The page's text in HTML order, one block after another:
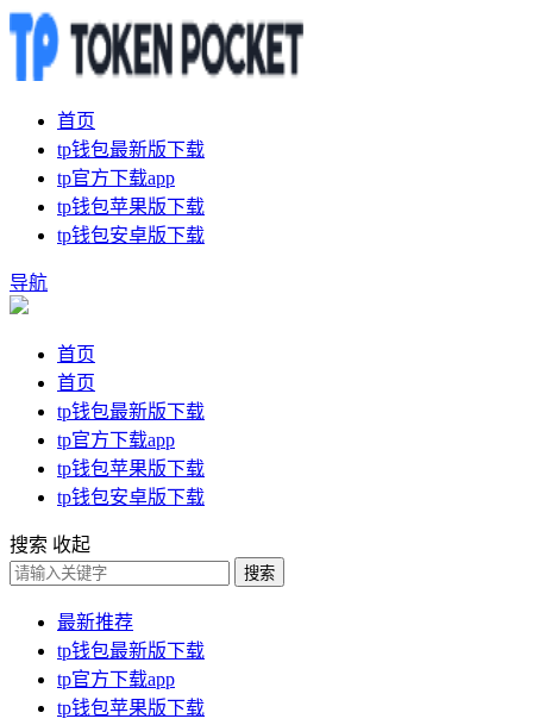
首页
tp钱包最新版下载
tp官方下载app
tp钱包苹果版下载
tp钱包安卓版下载
导航
首页
首页
tp钱包最新版下载
tp官方下载app
tp钱包苹果版下载
tp钱包安卓版下载
搜索 收起
搜索
最新推荐
tp钱包最新版下载
tp官方下载app
tp钱包苹果版下载